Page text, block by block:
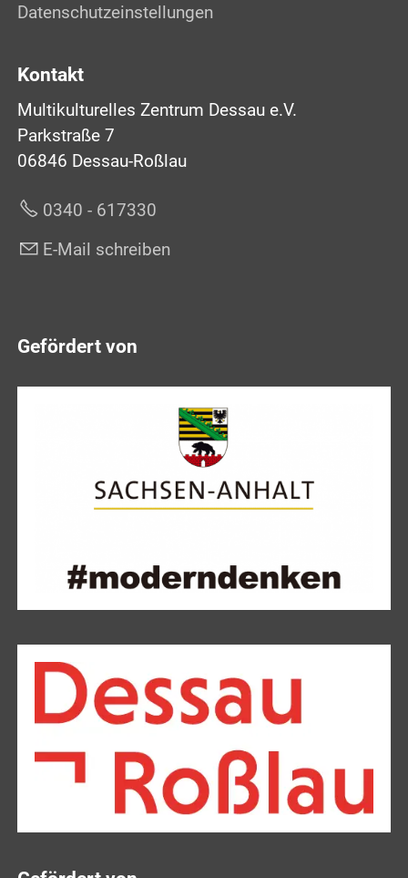
Datenschutzeinstellungen
Kontakt
Multikulturelles Zentrum Dessau e.V.
Parkstraße 7
06846 Dessau-Roßlau
0340 - 617330
E-Mail schreiben
Gefördert von